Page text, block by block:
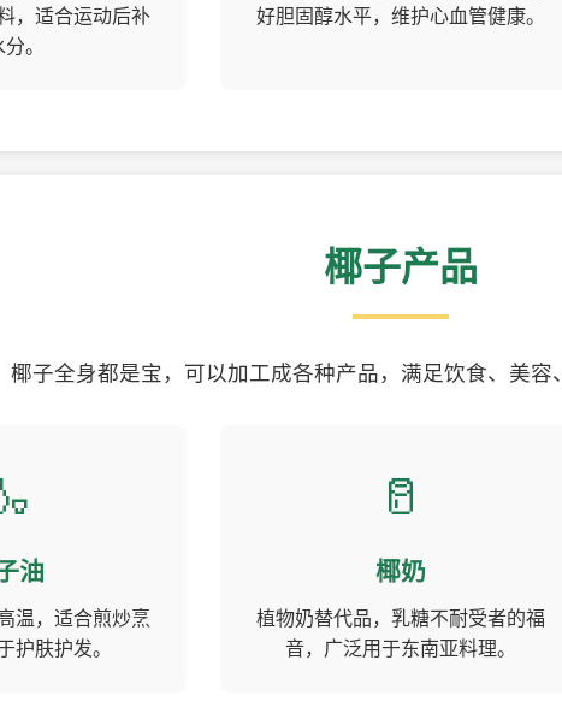
，适合运动后补
。
好胆固醇水平，维护心血管健康。
椰子产品
椰子全身都是宝，可以加工成各种产品，满足饮食、美容
油
温，适合煎炒烹
护肤护发。
🥛
椰奶
植物奶替代品，乳糖不耐受者的福
音，广泛用于东南亚料理。